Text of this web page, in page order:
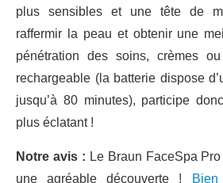
plus sensibles et une tête de
raffermir la peau et obtenir une
pénétration des soins, crèmes ou
rechargeable (la batterie dispose
jusqu’à 80 minutes), participe
plus éclatant !
Notre avis : Le Braun FaceSpa
une agréable découverte !